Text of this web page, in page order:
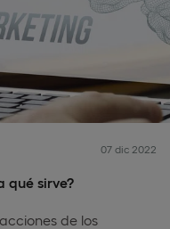
07 dic 2022
qué sirve?
de los